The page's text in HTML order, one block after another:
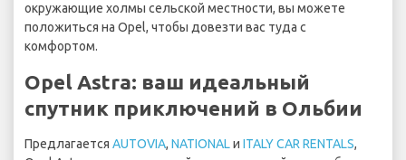
окружающие холмы сельской местности, вы можете
положиться на Opel, чтобы довезти вас туда с
комфортом.
Opel Astra: ваш идеальный
спутник приключений в Ольбии
Предлагается AUTOVIA, NATIONALи ITALY CAR RENTALS,